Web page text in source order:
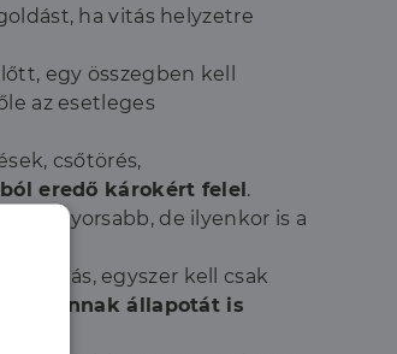
ha vitás helyzetre
egy összegben kell
az esetleges
csőtörés,
eredő károkért felel.
a gyorsabb, de ilyenkor is a
egyszer kell csak
annak állapotát is